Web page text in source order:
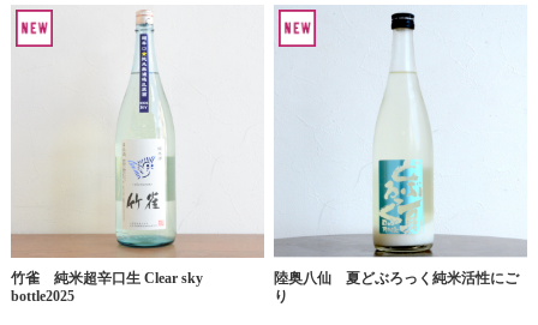
竹雀 純米超辛口生 Clear sky
bottle2025
陸奥八仙 夏どぶろっく純米活性にご
り